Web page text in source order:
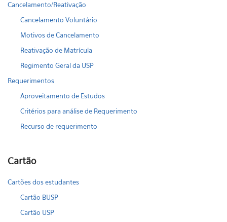
Cancelamento/Reativação
Cancelamento Voluntário
Motivos de Cancelamento
Reativação de Matrícula
Regimento Geral da USP
Requerimentos
Aproveitamento de Estudos
Critérios para análise de Requerimento
Recurso de requerimento
Cartão
Cartões dos estudantes
Cartão BUSP
Cartão USP